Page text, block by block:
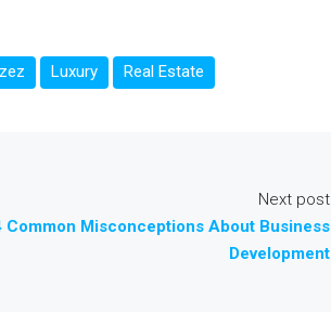
Luxury Real Estate
Next post
Common Misconceptions About Business
Development